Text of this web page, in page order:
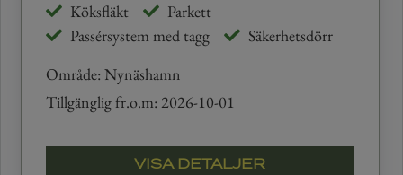
Köksfläkt
Parkett
Passérsystem med tagg
Säkerhetsdörr
Område: Nynäshamn
Tillgänglig fr.o.m: 2026-10-01
VISA DETALJER